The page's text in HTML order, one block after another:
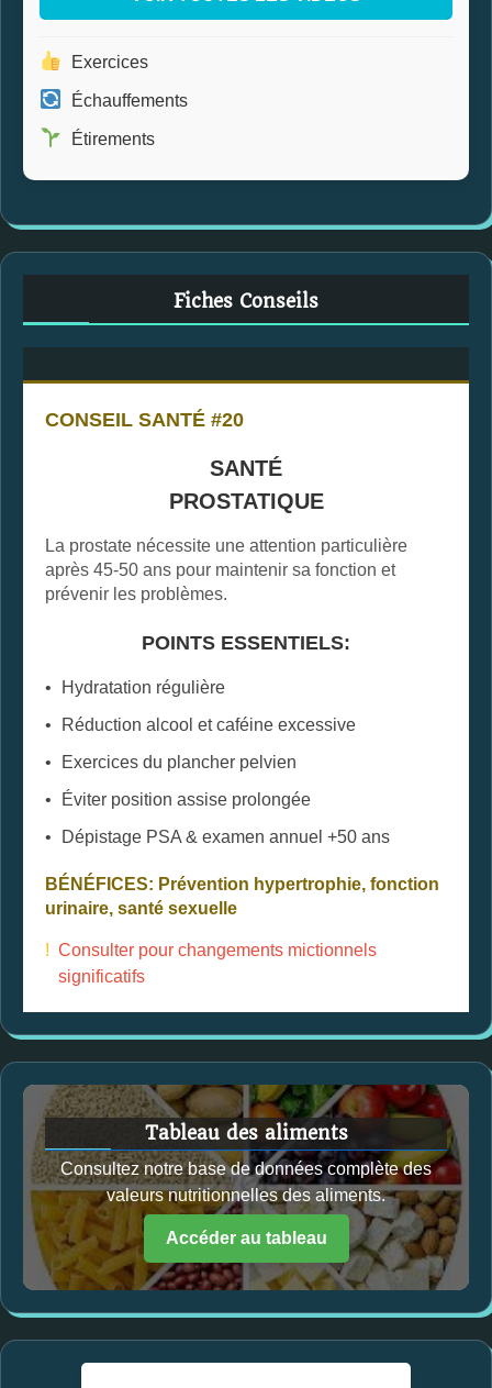
Exercices
Échauffements
Étirements
Fiches Conseils
CONSEIL SANTÉ #20
SANTÉ
PROSTATIQUE
La prostate nécessite une attention particulière
après 45-50 ans pour maintenir sa fonction et
prévenir les problèmes.
POINTS ESSENTIELS:
Hydratation régulière
Réduction alcool et caféine excessive
Exercices du plancher pelvien
Éviter position assise prolongée
Dépistage PSA & examen annuel +50 ans
BÉNÉFICES: Prévention hypertrophie, fonction
urinaire, santé sexuelle
! Consulter pour changements mictionnels
significatifs
Tableau des aliments
Consultez notre base de données complète des
valeurs nutritionnelles des aliments.
Accéder au tableau